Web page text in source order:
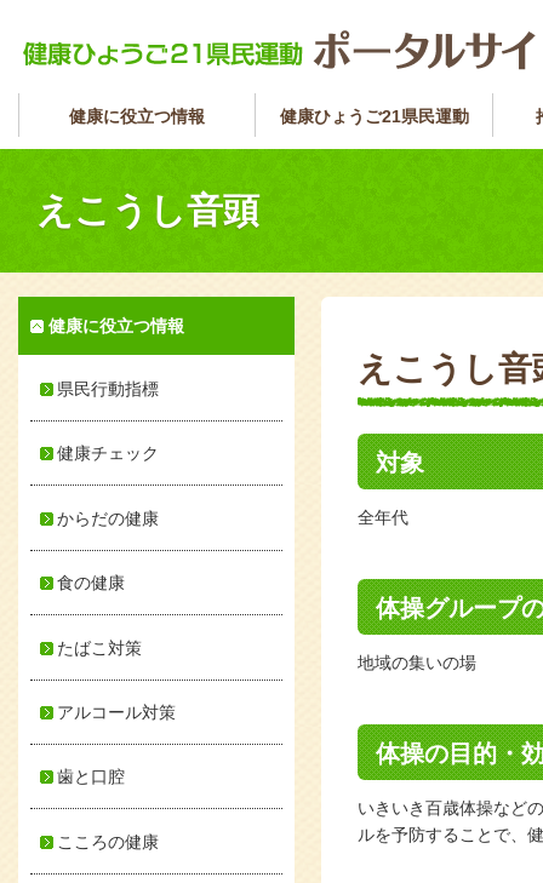
健康に役立つ情報 健康ひょうご21県民運動
えこうし音頭
えこうし音
対象
全年代
体操グループ
地域の集いの場
体操の目的・
いきいき百歳体操など
ルを予防することで、
健康に役立つ情報
県民行動指標
健康チェック
からだの健康
食の健康
たばこ対策
アルコール対策
歯と口腔
こころの健康